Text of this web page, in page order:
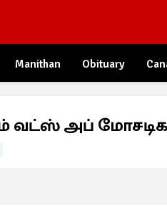
Manithan Obituary
வட்ஸ் அப்